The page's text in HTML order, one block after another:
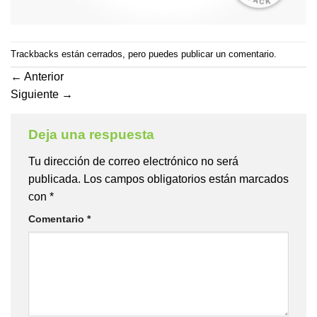
Trackbacks están cerrados, pero puedes publicar un comentario
← Anterior
Siguiente →
Deja una respuesta
Tu dirección de correo electrónico no será
publicada. Los campos obligatorios están marcados
con *
Comentario *